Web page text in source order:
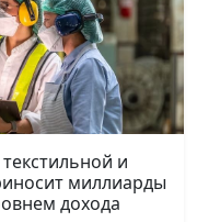
и
миллиарды
дохода